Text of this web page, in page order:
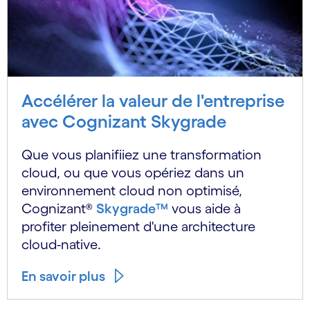
Accélérer la valeur de l'entreprise
avec Cognizant Skygrade
Que vous planifiiez une transformation
cloud, ou que vous opériez dans un
environnement cloud non optimisé,
Cognizant® Skygrade™ vous aide à
profiter pleinement d'une architecture
cloud-native.
En savoir plus